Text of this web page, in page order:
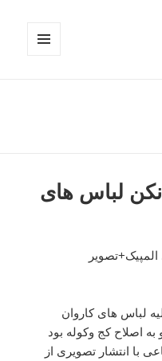
لباس های
لباس های کاروان
اصلاح کج وکوله بود
با انتشار تصویری از